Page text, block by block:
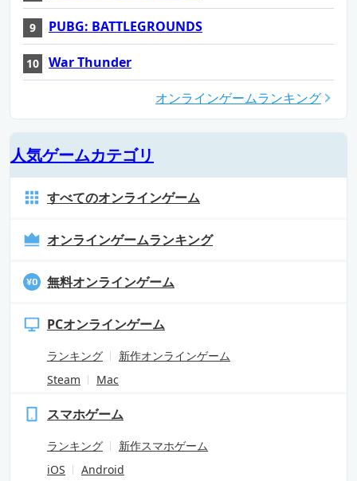
PUBG: BATTLEGROUNDS
War Thunder
オンラインゲームランキング
人気ゲームカテゴリ
すべてのオンラインゲーム
オンラインゲームランキング
無料オンラインゲーム
PCオンラインゲーム
ランキング
新作オンラインゲーム
Steam
Mac
スマホゲーム
ランキング
新作スマホゲーム
iOS
Android